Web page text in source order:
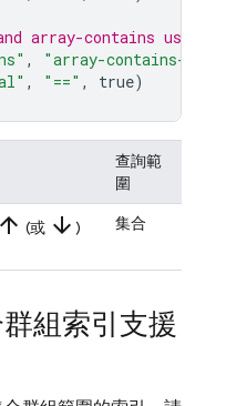
array-contains use the
, "array-contains-any"
, "==" , true)
查詢範
圍
arrow_upward (或 arrow_downward )
集合
組索引支援